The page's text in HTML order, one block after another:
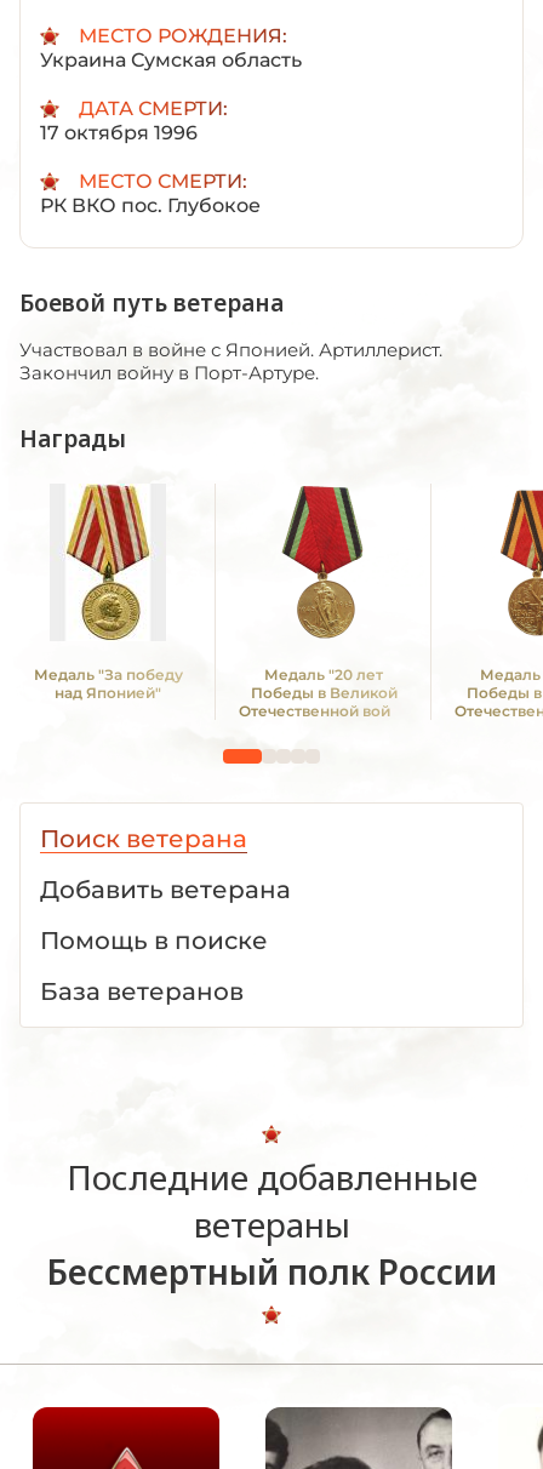
МЕСТО РОЖДЕНИЯ:
Украина Сумская область
ДАТА СМЕРТИ:
17 октября 1996
МЕСТО СМЕРТИ:
РК ВКО пос. Глубокое
Боевой путь ветерана
Участвовал в войне с Японией. Артиллерист.
Закончил войну в Порт-Артуре.
Награды
Медаль "За победу
над Японией"
Медаль "20 лет
Победы в Великой
Отечественной войне
Медаль
Победы
Поиск ветерана
Добавить ветерана
Помощь в поиске
База ветеранов
Последние добавленные
ветераны
Бессмертный полк России